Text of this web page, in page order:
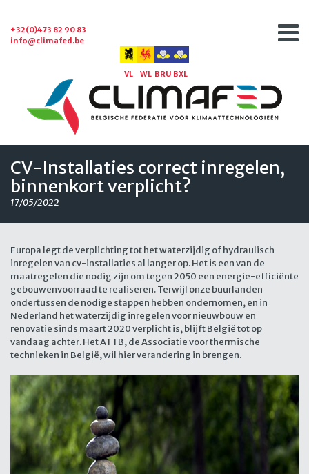
+32(0)473 82 90 83
info@climafed.be
VL WL BRU BXL
CV-Installaties correct inregelen,
binnenkort verplicht?
17/05/2022
Europa legt de verplichting tot het waterzijdig of hydraulisch
inregelen van cv-installaties al langer op. Het is een van de
maatregelen die nodig zijn om tegen 2050 een energie-efficiënte
gebouwenvoorraad te realiseren. Terwijl onze buurlanden
ondertussen de nodige stappen hebben ondernomen, en in
Nederland het waterzijdig inregelen voor nieuwbouw en
renovatie sinds maart 2020 verplicht is, blijft België tot op
vandaag achter. Het ATTB, de Associatie voor thermische
technieken in België, wil hier verandering in brengen.